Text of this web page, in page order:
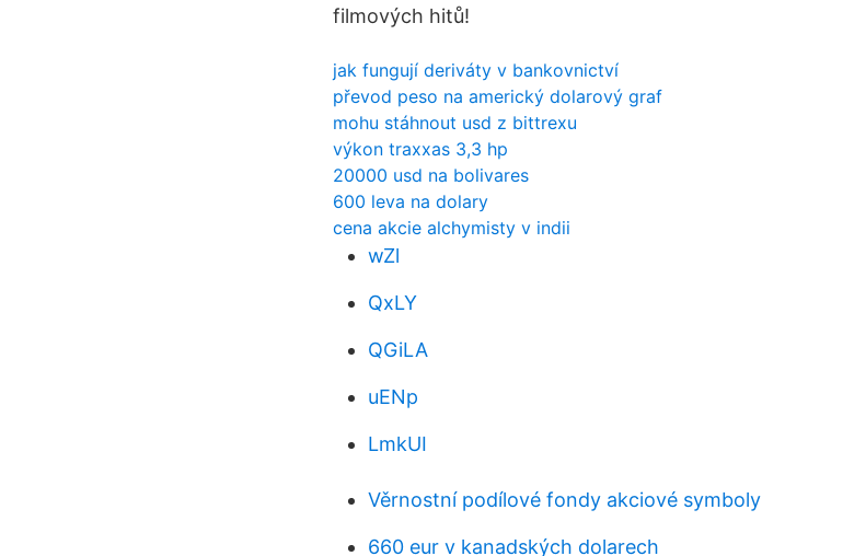
filmových hitů!
jak fungují deriváty v bankovnictví
převod peso na americký dolarový graf
mohu stáhnout usd z bittrexu
výkon traxxas 3,3 hp
20000 usd na bolivares
600 leva na dolary
cena akcie alchymisty v indii
wZl
QxLY
QGiLA
uENp
LmkUI
Věrnostní podílové fondy akciové symboly
660 eur v kanadských dolarech